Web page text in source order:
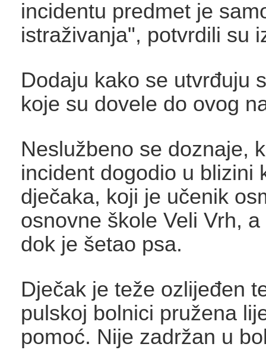
incidentu predmet je
istraživanja", potvrdili su
Dodaju kako se utvrđuju
koje su dovele do ovog
Neslužbeno se doznaje,
incident dogodio u blizini
dječaka, koji je učenik
osnovne škole Veli Vrh,
dok je šetao psa.
Dječak je teže ozlijeđen
pulskoj bolnici pružena
pomoć. Nije zadržan u